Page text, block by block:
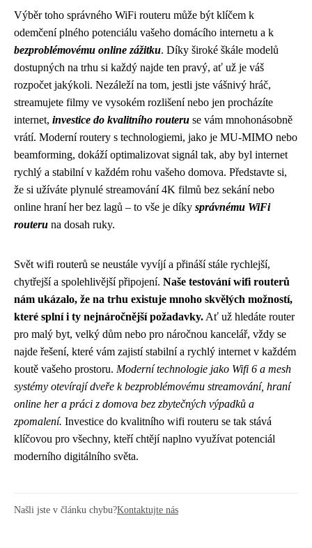
Výběr toho správného WiFi routeru může být klíčem k
odemčení plného potenciálu vašeho domácího internetu a k
bezproblémovému online zážitku. Díky široké škále modelů
dostupných na trhu si každý najde ten pravý, ať už je váš
rozpočet jakýkoli. Nezáleží na tom, jestli jste vášnivý hráč,
streamujete filmy ve vysokém rozlišení nebo jen procházíte
internet, investice do kvalitního routeru se vám mnohonásobně
vrátí. Moderní routery s technologiemi, jako je MU-MIMO nebo
beamforming, dokáží optimalizovat signál tak, aby byl internet
rychlý a stabilní v každém rohu vašeho domova. Představte si,
že si užíváte plynulé streamování 4K filmů bez sekání nebo
online hraní her bez lagů – to vše je díky správnému WiFi
routeru na dosah ruky.
Svět wifi routerů se neustále vyvíjí a přináší stále rychlejší,
chytřejší a spolehlivější připojení. Naše testování wifi routerů
nám ukázalo, že na trhu existuje mnoho skvělých možností,
které splní i ty nejnáročnější požadavky. Ať už hledáte router
pro malý byt, velký dům nebo pro náročnou kancelář, vždy se
najde řešení, které vám zajistí stabilní a rychlý internet v každém
koutě vašeho prostoru. Moderní technologie jako Wifi 6 a mesh
systémy otevírají dveře k bezproblémovému streamování, hraní
online her a práci z domova bez zbytečných výpadků a
zpomalení. Investice do kvalitního wifi routeru se tak stává
klíčovou pro všechny, kteří chtějí naplno využívat potenciál
moderního digitálního světa.
Našli jste v článku chybu?Kontaktujte nás